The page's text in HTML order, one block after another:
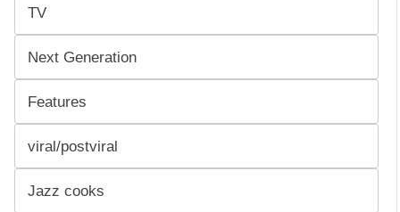
TV
Next Generation
Features
viral/postviral
Jazz cooks